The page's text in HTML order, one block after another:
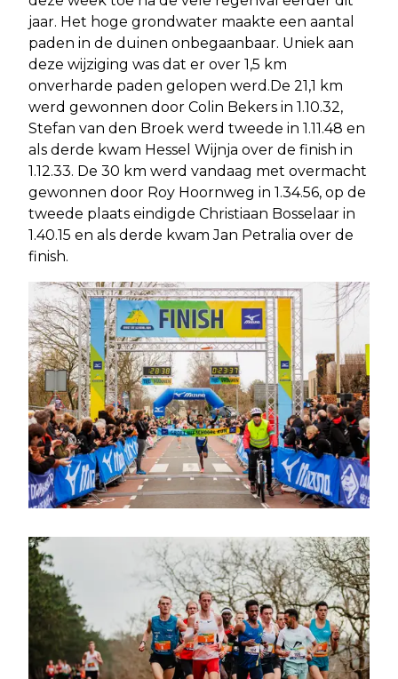
jaar. Het hoge grondwater maakte een aantal
paden in de duinen onbegaanbaar. Uniek aan
deze wijziging was dat er over 1,5 km
onverharde paden gelopen werd.De 21,1 km
werd gewonnen door Colin Bekers in 1.10.32,
Stefan van den Broek werd tweede in 1.11.48 en
als derde kwam Hessel Wijnja over de finish in
1.12.33. De 30 km werd vandaag met overmacht
gewonnen door Roy Hoornweg in 1.34.56, op de
tweede plaats eindigde Christiaan Bosselaar in
1.40.15 en als derde kwam Jan Petralia over de
finish.